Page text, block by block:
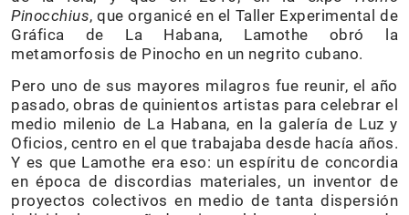
Pinocchius, que organicé en el Taller Experimental de
Gráfica de La Habana, Lamothe obró la
metamorfosis de Pinocho en un negrito cubano.
Pero uno de sus mayores milagros fue reunir, el año
pasado, obras de quinientos artistas para celebrar el
medio milenio de La Habana, en la galería de Luz y
Oficios, centro en el que trabajaba desde hacía años.
Y es que Lamothe era eso: un espíritu de concordia
en época de discordias materiales, un inventor de
proyectos colectivos en medio de tanta dispersión